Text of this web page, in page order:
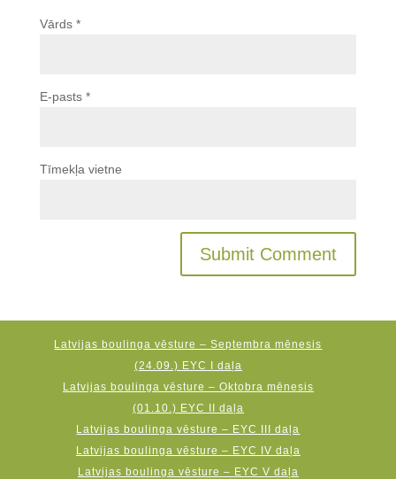
Vārds *
E-pasts *
Tīmekļa vietne
Latvijas boulinga vēsture – Septembra mēnesis
(24.09.) EYC I daļa
Latvijas boulinga vēsture – Oktobra mēnesis
(01.10.) EYC II daļa
Latvijas boulinga vēsture – EYC III daļa
Latvijas boulinga vēsture – EYC IV daļa
Latvijas boulinga vēsture – EYC V daļa